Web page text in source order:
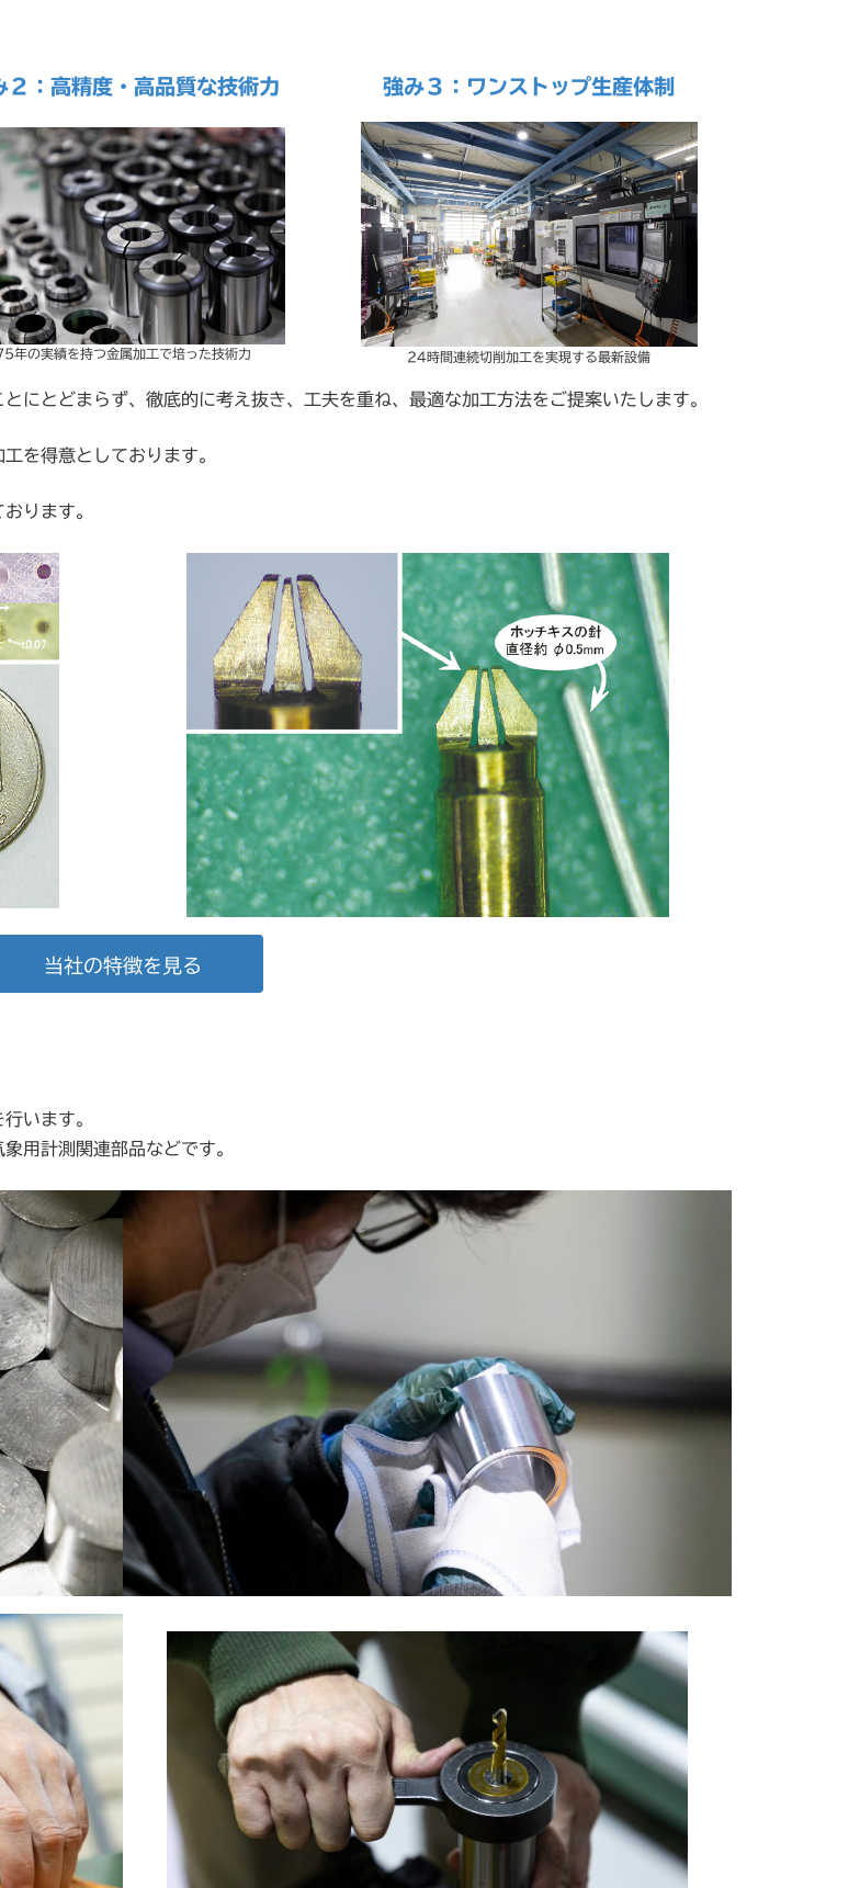
２：高精度・高品質な技術力
年の実績を持つ金属加工で培った技術力
強み３：ワンストップ生産体制
24時間連続切削加工を実現する最新設備
にとどまらず、徹底的に考え抜き、工夫を重ね、最適な加工方法をご提案いたします。
を得意としております。
ります。
当社の特徴を見る
います。
用計測関連部品などです。